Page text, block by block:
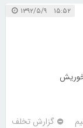
۱۵:۵۲ ۱۳۹۲/۵/۹
گزارش تخلف